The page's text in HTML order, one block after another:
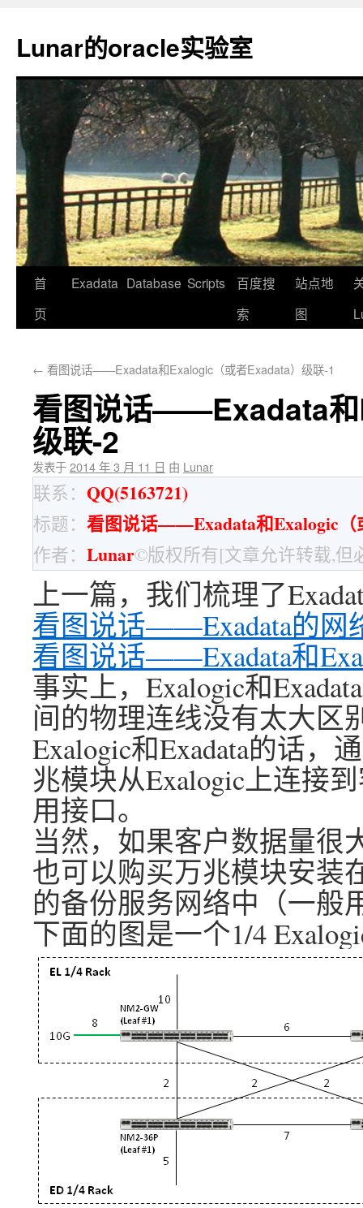
Lunar的oracle实验室
首
页
Exadata Database Scripts
百度搜
索
站点地
图
← 看图说话——Exadata和Exalogic（或者Exadata）级联-1
看图说话——Exadata
级联-2
发表于2014 年 3 月 11 日 由 Lunar
联系： QQ(5163721)
标题： 看图说话——Exadata和Exalogic（
作者： Lunar©版权所有[文章允许转载,但
上一篇，我们梳理了
看图说话——Exadata的网
看图说话——Exadata和
事实上，Exalogic和
间的物理连线没有太大区
Exalogic和Exadata的话，
兆模块从Exalogic上连接
用接口。
当然，如果客户数据量很
也可以购买万兆模块安装
的备份服务网络中（一般
下面的图是一个1/4